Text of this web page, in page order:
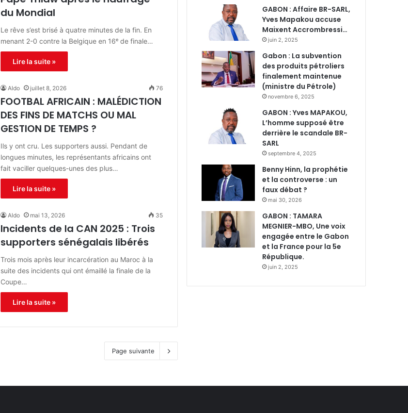
du Mondial‎
Le rêve s’est brisé à quatre minutes de la fin. En
menant 2-0 contre la Belgique en 16ᵉ de finale…
Lire la suite »
Aldo juillet 8, 2026 76
FOOTBAL AFRICAIN : MALÉDICTION
DES FINS DE MATCHS OU MAL
GESTION DE TEMPS ?
Ils y ont cru. Les supporters aussi. Pendant de
longues minutes, les représentants africains ont
fait vaciller quelques-unes des plus…
Lire la suite »
Aldo mai 13, 2026 35
Incidents de la CAN 2025 : Trois
supporters sénégalais libérés
Trois mois après leur incarcération au Maroc à la
suite des incidents qui ont émaillé la finale de la
Coupe…
Lire la suite »
Page suivante
GABON : Affaire BR-SARL,
Yves Mapakou accuse
Maixent Accrombressi…
juin 2, 2025
Gabon : La subvention
des produits pétroliers
finalement maintenue
(ministre du Pétrole)
novembre 6, 2025
GABON : Yves MAPAKOU,
L’homme supposé être
derrière le scandale BR-
SARL
septembre 4, 2025
Benny Hinn, la prophétie
et la controverse : un
faux débat ?
mai 30, 2026
GABON : TAMARA
MEGNIER-MBO, Une voix
engagée entre le Gabon
et la France pour la 5e
République.
juin 2, 2025